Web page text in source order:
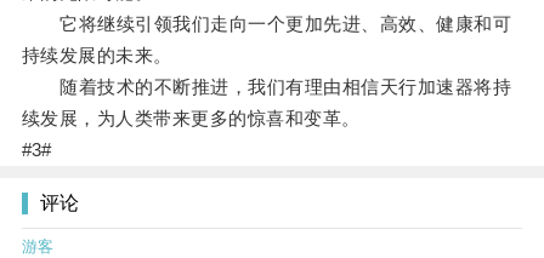
它将继续引领我们走向一个更加先进、高效、健康和可
持续发展的未来。
随着技术的不断推进，我们有理由相信天行加速器将持
续发展，为人类带来更多的惊喜和变革。
#3#
评论
游客